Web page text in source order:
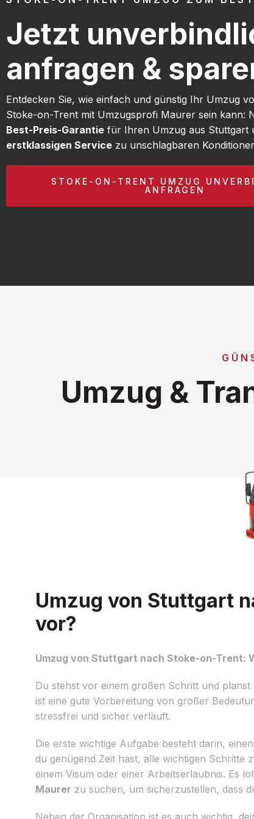
Jetzt
anfragen &
Entdecken Sie, wie einfach und günstig Ihr Umzug
Stoke-on-Trent mit Umzugsprofi Maurer sein kann:
Best-Preis-Garantie für Ihren Umzug aus Stuttgart
erstklassigen Service zu unschlagbaren
STOKE-ON-TRENT UMZUG
ANFRAGEN
Umzug &
Umzug von Stuttgart
vor?
Umzug von Stuttgart nach Stoke-on-Trent:
Du stehst vor einem großen Schritt und
ist eine gute Vorbereitung von großer
stressfrei und sicher verläuft.
Die erste wichtige Aufgabe besteht darin,
du genügend Zeit hast, alle wichtigen Schritte
einem Visum oder einer Arbeitserlaubnis. Es
Maurer zu suchen, um sicherzustellen, dass
Neben der Organisation ist es auch wichtig,